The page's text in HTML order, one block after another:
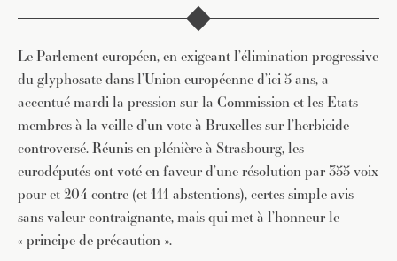
Le Parlement européen, en exigeant l’élimination progressive
du glyphosate dans l’Union européenne d’ici 5 ans, a
accentué mardi la pression sur la Commission et les Etats
membres à la veille d’un vote à Bruxelles sur l’herbicide
controversé. Réunis en plénière à Strasbourg, les
eurodéputés ont voté en faveur d’une résolution par 355 voix
pour et 204 contre (et 111 abstentions), certes simple avis
sans valeur contraignante, mais qui met à l’honneur le
« principe de précaution ».